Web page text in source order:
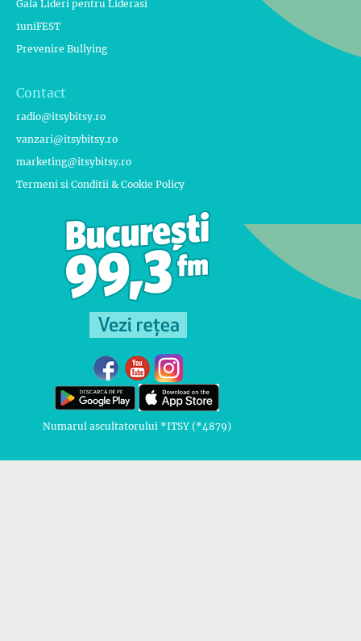
Gala Lideri pentru Liderasi
1uniFEST
Prevenire Bullying
Contact
radio@itsybitsy.ro
vanzari@itsybitsy.ro
marketing@itsybitsy.ro
Termeni si Conditii & Cookie Policy
Numarul ascultatorului *ITSY (*4879)